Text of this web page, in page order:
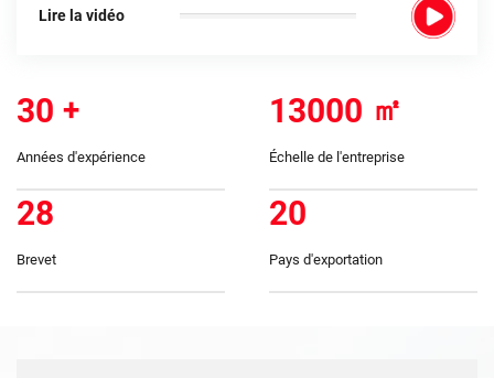
Lire la vidéo
30 +
Années d'expérience
13000 ㎡
Échelle de l'entreprise
28
Brevet
20
Pays d'exportation